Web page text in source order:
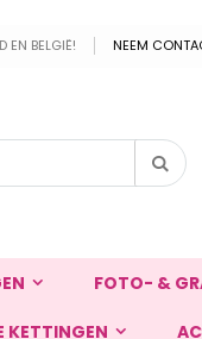
EN BELGIË! NEEM
Zoek
FOTO- &
KETTINGEN